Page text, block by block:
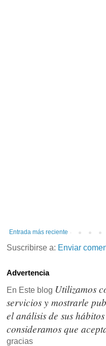
Entrada más reciente
Suscribirse a: Enviar
Advertencia
En Este blog Utilizamos
servicios y mostrarle
el análisis de sus
consideramos que
gracias